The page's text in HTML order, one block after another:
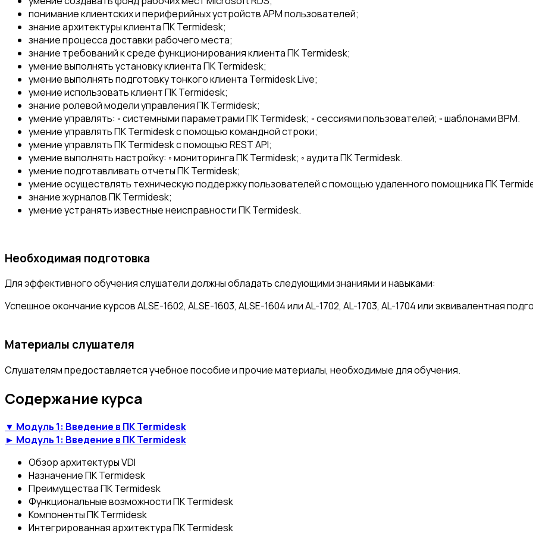
понимание клиентских и периферийных устройств АРМ пользователей;
знание архитектуры клиента ПК Termidesk;
знание процесса доставки рабочего места;
знание требований к среде функционирования клиента ПК Termidesk;
умение выполнять установку клиента ПК Termidesk;
умение выполнять подготовку тонкого клиента Termidesk Live;
умение использовать клиент ПК Termidesk;
знание ролевой модели управления ПК Termidesk;
умение управлять: ◦ системными параметрами ПК Termidesk; ◦ сессиями пользователей; ◦ шаблонами ВРМ.
умение управлять ПК Termidesk с помощью командной строки;
умение управлять ПК Termidesk с помощью REST API;
умение выполнять настройку: ◦ мониторинга ПК Termidesk; ◦ аудита ПК Termidesk.
умение подготавливать отчеты ПК Termidesk;
умение осуществлять техническую поддержку пользователей с помощью удаленного помощника ПК
знание журналов ПК Termidesk;
умение устранять известные неисправности ПК Termidesk.
Необходимая подготовка
Для эффективного обучения слушатели должны обладать следующими знаниями и навыками:
Успешное окончание курсов ALSE-1602, ALSE-1603, ALSE-1604 или AL-1702, AL-1703, AL-1704 или эквивалентная
Материалы слушателя
Слушателям предоставляется учебное пособие и прочие материалы, необходимые для обучения.
Содержание курса
▼ Модуль 1: Введение в ПК Termidesk
► Модуль 1: Введение в ПК Termidesk
Обзор архитектуры VDI
Назначение ПК Termidesk
Преимущества ПК Termidesk
Функциональные возможности ПК Termidesk
Компоненты ПК Termidesk
Интегрированная архитектура ПК Termidesk